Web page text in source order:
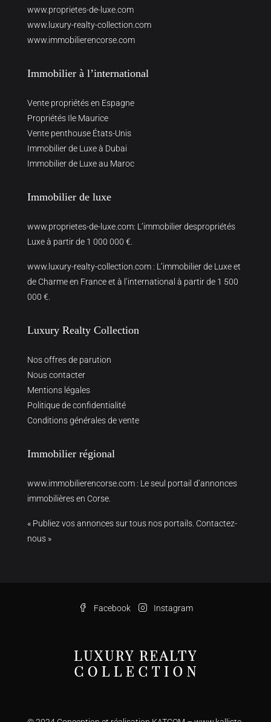
www.proprietes-de-luxe.com
www.luxury-realty-collection.com
www.immobilierencorse.com
Immobilier à l’international
Vente propriétés en Espagne
Propriétés Ile Maurice
Vente penthouse États-Unis
Immobilier de Luxe à Dubai
Immobilier de Luxe au Maroc
Immobilier de luxe
www.proprietes-de-luxe.com: L’immobilier despropriétés
Luxe à partir de 1 000 000 €.
www.luxury-realty-collection.com : L’immobilier de Luxe et
de Charme en France et à l’international à partir de 1 500
000 €.
Luxury Realty Collection
Nos offres de parution
Nous contacter
Mentions légales
Politique de confidentialité
Conditions générales de vente
Immobilier régional
www.immobilierencorse.com : Le seul portail d’annonces
immobilières en Corse.
« Publiez vos annonces sur tous nos portails. Contactez-
nous »
Facebook Instagram